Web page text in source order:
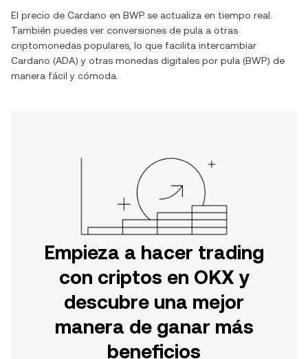
El precio de Cardano en BWP se actualiza en tiempo real.
También puedes ver conversiones de pula a otras
criptomonedas populares, lo que facilita intercambiar
Cardano (ADA) y otras monedas digitales por pula (BWP) de
manera fácil y cómoda.
Empieza a hacer trading
con criptos en OKX y
descubre una mejor
manera de ganar más
beneficios